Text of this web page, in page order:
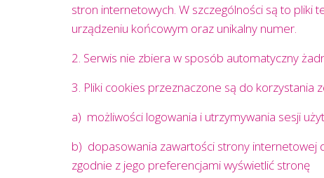
stron internetowych. W szczególności są to pliki
urządzeniu końcowym oraz unikalny numer.
2. Serwis nie zbiera w sposób automatyczny
3. Pliki cookies przeznaczone są do korzystania
a) możliwości logowania i utrzymywania sesji
b) dopasowania zawartości strony internetowej
zgodnie z jego preferencjami wyświetlić stronę